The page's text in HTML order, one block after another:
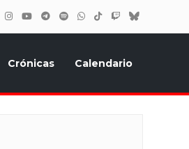
Crónicas Calendario